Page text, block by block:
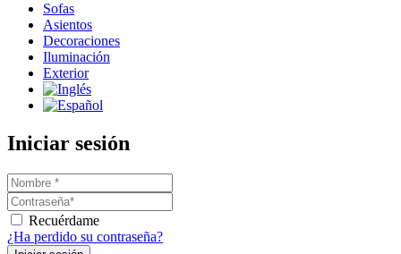
Sofas
Asientos
Decoraciones
Iluminación
Exterior
Iniciar sesión
Recuérdame
¿Ha perdido su contraseña?